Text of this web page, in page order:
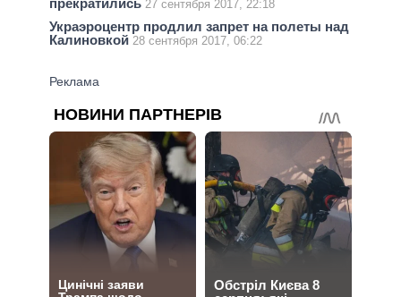
прекратились 27 сентября 2017, 22:18
Украэроцентр продлил запрет на полеты над
Калиновкой 28 сентября 2017, 06:22